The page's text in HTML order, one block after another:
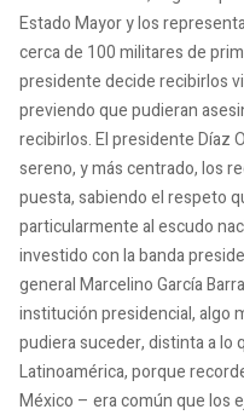
Estado Mayor y los
cerca de 100 militares de
presidente decide recibirlos
previendo que pudieran
recibirlos. El presidente Díaz
sereno, y más centrado, los
puesta, sabiendo el respeto
particularmente al escudo
investido con la banda
general Marcelino García
institución presidencial, algo
pudiera suceder, distinta a lo
Latinoamérica, porque
México – era común que los